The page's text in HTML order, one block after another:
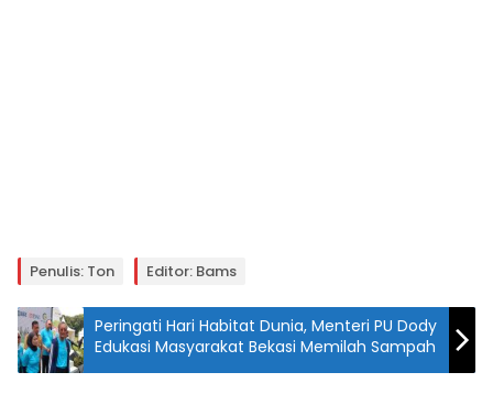
Penulis: Ton Editor: Bams
Peringati Hari Habitat Dunia, Menteri PU Dody
Edukasi Masyarakat Bekasi Memilah Sampah